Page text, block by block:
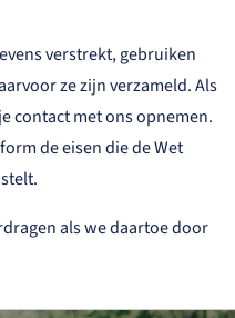
verstrekt, gebruiken
ze zijn verzameld. Als
contact met ons opnemen.
de eisen die de Wet
als we daartoe door